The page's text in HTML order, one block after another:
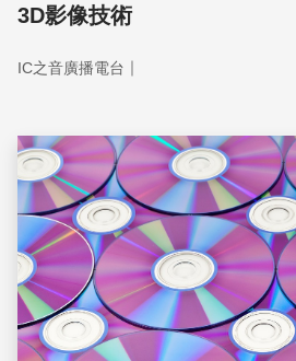
3D影像技術
IC之音廣播電台 ｜